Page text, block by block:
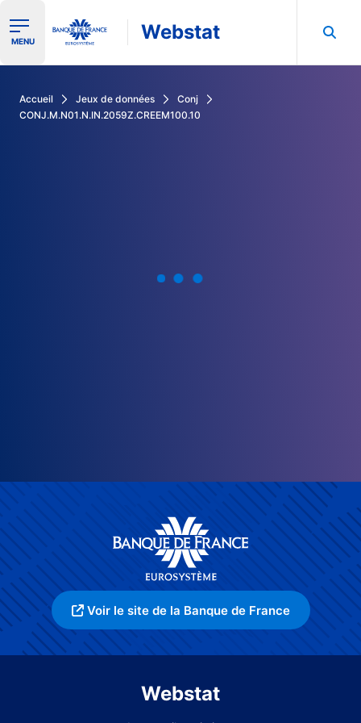
Ouvrir le menu de navigation
MENU Webstat
Accueil Jeux de données
Conj
CONJ.M.N01.N.IN.2059Z.CREEM100.10
Voir le site de la Banque de France
Webstat